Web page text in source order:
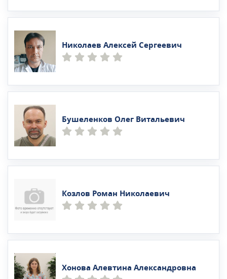
Николаев Алексей Сергеевич
Бушеленков Олег Витальевич
Козлов Роман Николаевич
Хонова Алевтина Александровна